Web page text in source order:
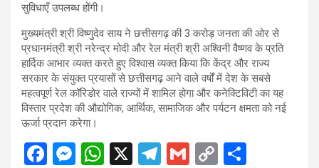
सुविधाएँ उपलब्ध होंगी।
मुख्यमंत्री श्री विष्णुदेव साय ने छत्तीसगढ़ की 3 करोड़ जनता की ओर से
प्रधानमंत्री श्री नरेन्द्र मोदी और रेल मंत्री श्री अश्विनी वैष्णव के प्रति
हार्दिक आभार व्यक्त करते हुए विश्वास व्यक्त किया कि केंद्र और राज्य
सरकार के संयुक्त प्रयासों से छत्तीसगढ़ आने वाले वर्षों में देश के सबसे
महत्वपूर्ण रेल कॉरिडोर वाले राज्यों में शामिल होगा और कनेक्टिविटी का यह
विस्तार प्रदेश की औद्योगिक, आर्थिक, सामाजिक और पर्यटन क्षमता को नई
ऊर्जा प्रदान करेगा।
F
M W X
T
G
C